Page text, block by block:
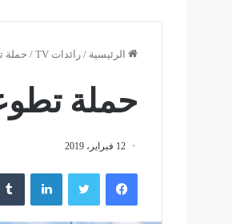
الرئيسية / رائدات TV / حملة
حملة
12 فبراير، 2019
فيسبوك تويتر لينكدإن